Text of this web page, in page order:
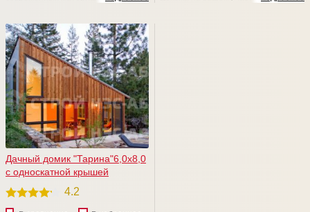
Дачный домик "Тарина"6,0х8,0
с односкатной крышей
4.2